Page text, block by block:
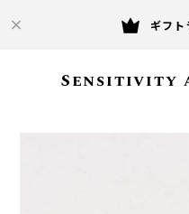
ギフト
Sensitivity